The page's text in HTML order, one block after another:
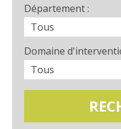
Département :
Domaine